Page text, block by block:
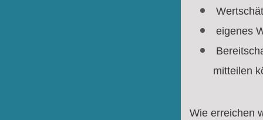
eigenes
mitteilen
Wie erreichen